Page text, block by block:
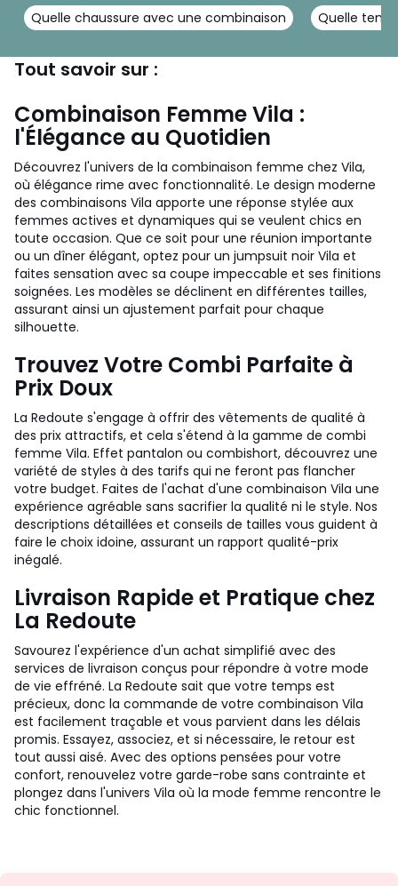
Quelle chaussure avec une combinaison Quelle
Tout savoir sur :
Combinaison Femme Vila :
l'Élégance au Quotidien
Découvrez l'univers de la combinaison femme chez Vila,
où élégance rime avec fonctionnalité. Le design moderne
des combinaisons Vila apporte une réponse stylée aux
femmes actives et dynamiques qui se veulent chics en
toute occasion. Que ce soit pour une réunion importante
ou un dîner élégant, optez pour un jumpsuit noir Vila et
faites sensation avec sa coupe impeccable et ses finitions
soignées. Les modèles se déclinent en différentes tailles,
assurant ainsi un ajustement parfait pour chaque
silhouette.
Trouvez Votre Combi Parfaite à
Prix Doux
La Redoute s'engage à offrir des vêtements de qualité à
des prix attractifs, et cela s'étend à la gamme de combi
femme Vila. Effet pantalon ou combishort, découvrez une
variété de styles à des tarifs qui ne feront pas flancher
votre budget. Faites de l'achat d'une combinaison Vila une
expérience agréable sans sacrifier la qualité ni le style. Nos
descriptions détaillées et conseils de tailles vous guident à
faire le choix idoine, assurant un rapport qualité-prix
inégalé.
Livraison Rapide et Pratique chez
La Redoute
Savourez l'expérience d'un achat simplifié avec des
services de livraison conçus pour répondre à votre mode
de vie effréné. La Redoute sait que votre temps est
précieux, donc la commande de votre combinaison Vila
est facilement traçable et vous parvient dans les délais
promis. Essayez, associez, et si nécessaire, le retour est
tout aussi aisé. Avec des options pensées pour votre
confort, renouvelez votre garde-robe sans contrainte et
plongez dans l'univers Vila où la mode femme rencontre le
chic fonctionnel.